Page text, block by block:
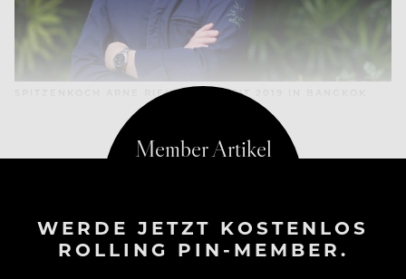
SPITZENKOCH ARNE RIEHN LEBT SEIT 2019 IN BANGKOK
WERDE JETZT KOSTENLOS
ROLLING PIN-MEMBER.